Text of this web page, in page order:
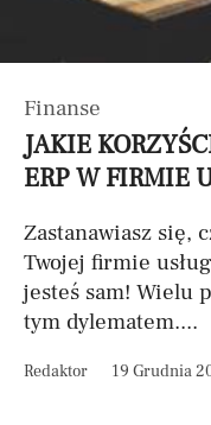
Finanse
JAKIE
ERP W FIRMIE
Zastanawiasz się,
Twojej firmie
jesteś sam! Wielu
tym dylematem....
Redaktor 19 Grudnia